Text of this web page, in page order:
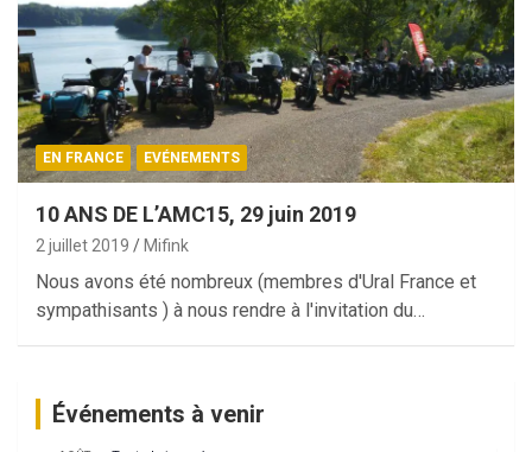
EN FRANCE EVÉNEMENTS
10 ANS DE L’AMC15, 29 juin 2019
2 juillet 2019 Mifink
Nous avons été nombreux (membres d'Ural France et
sympathisants ) à nous rendre à l'invitation du…
Événements à venir